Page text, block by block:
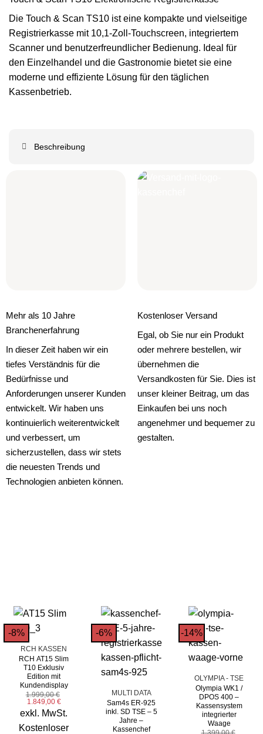
Die Touch & Scan TS10 ist eine kompakte und vielseitige
Registrierkasse mit 10,1-Zoll-Touchscreen, integriertem
Scanner und benutzerfreundlicher Bedienung. Ideal für
den Einzelhandel und die Gastronomie bietet sie eine
moderne und effiziente Lösung für den täglichen
Kassenbetrieb.
Beschreibung
Mehr als 10 Jahre
Branchenerfahrung
In dieser Zeit haben wir ein
tiefes Verständnis für die
Bedürfnisse und
Anforderungen unserer Kunden
entwickelt. Wir haben uns
kontinuierlich weiterentwickelt
und verbessert, um
sicherzustellen, dass wir stets
die neuesten Trends und
Technologien anbieten können.
Kostenloser Versand
Egal, ob Sie nur ein Produkt
oder mehrere bestellen, wir
übernehmen die
Versandkosten für Sie. Dies ist
unser kleiner Beitrag, um das
Einkaufen bei uns noch
angenehmer und bequemer zu
gestalten.
-8%
RCH KASSEN
RCH AT15 Slim
T10 Exklusiv
Edition mit
Kundendisplay
1.999,00€
Ursprünglicher
Preis
war:
1.999,00 €
1.849,00 €Aktueller
Preis
ist:
exkl. MwSt.
Kostenloser
-6%
MULTI DATA
Sam4s ER-925
inkl. SD TSE – 5
Jahre –
Kassenchef
-14%
OLYMPIA - TSE
Olympia WK1 /
DPOS 400 –
Kassensystem
integrierter
Waage